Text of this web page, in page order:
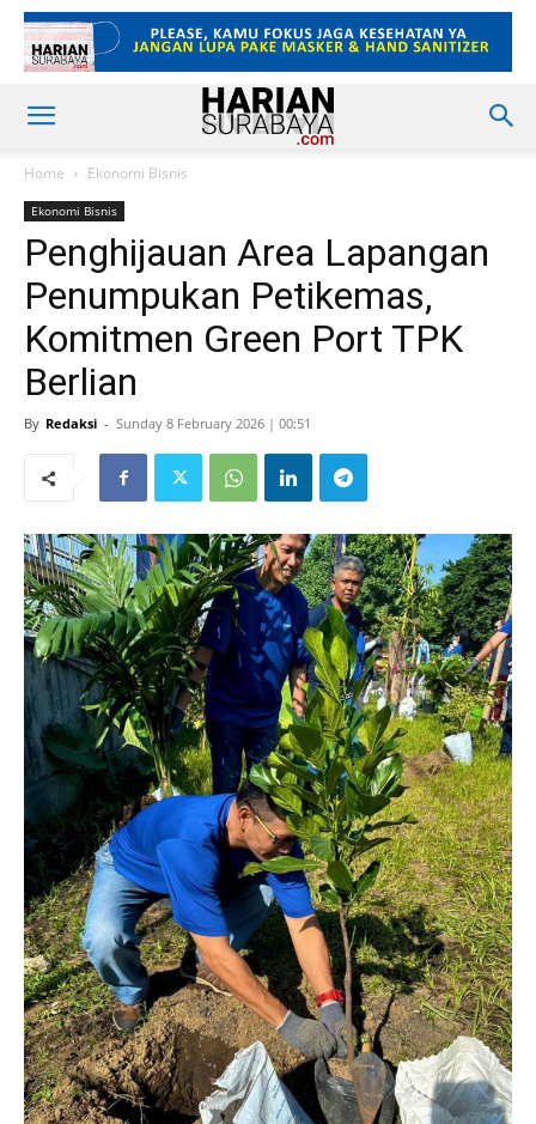
Home Ekonomi Bisnis
Ekonomi Bisnis
Penghijauan Area Lapangan
Penumpukan Petikemas,
Komitmen Green Port TPK
Berlian
By Redaksi - Sunday 8 February 2026 | 00:51